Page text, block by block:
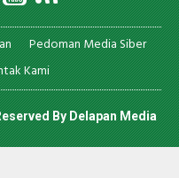
Pedoman Media Siber
Kami
ByDelapan Media